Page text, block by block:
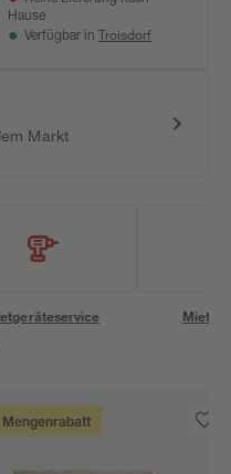
Hause
Verfügbar in Troisdorf
Markt
Mengenrabatt